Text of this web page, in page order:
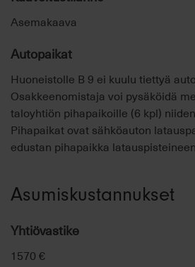
Asemakaava
Autopaikat
Huoneistolle B 9 ei kuulu tiettyä
Osakkeenomistaja voi pysäköidä
taloyhtiön pihapaikoille (6 kpl)
Pihapaikat ovat sähköauton
edustan pihapaikka
Asumiskustannukset
Yhtiövastike
1570 €